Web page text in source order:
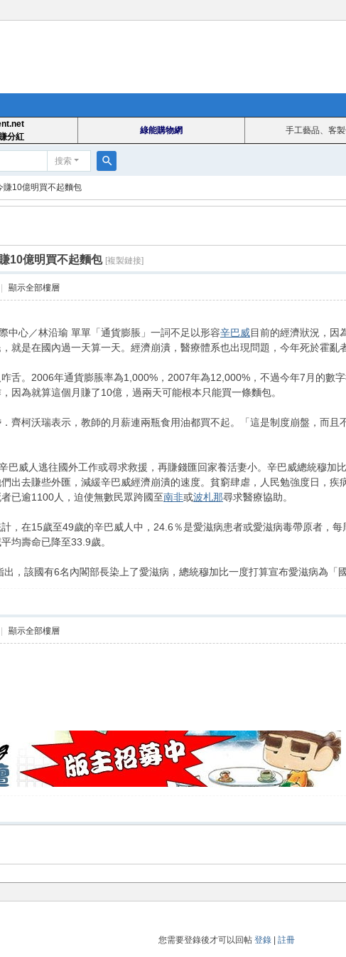
分紅
綠能購物網 手工藝品、客
搜索
索
賺10億明買不起麵包
10億明買不起麵包 [複製鏈接]
顯示全部樓層
中心／林沿瑜 單單「通貨膨脹」一詞不足以形容辛巴威目前的經濟狀況，因
就是在國內過一天算一天。經濟崩潰，醫療體系也出現問題，今年死於霍亂
舌。2006年通貨膨脹率為1,000%，2007年為12,000%，不過今年7月的數
因為就算這個月賺了10億，過兩天可能根本只能買一條麵包。
．齊柯沃瑞表示，教師的月薪連兩瓶食用油都買不起。「這是制度崩盤，而
巴威人逃往國外工作或尋求救援，再賺錢匯回家養活妻小。辛巴威總統穆加
出去賺些外匯，減緩辛巴威經濟崩潰的速度。貧窮肆虐，人民勉強度日，
已逾1100人，迫使無數民眾跨國至南非或波札那尋求醫療協助。
，在15歲至49歲的辛巴威人中，24.6％是愛滋病患者或愛滋病毒帶原者，每
均壽命已降至33.9歲。
，該國有6名內閣部長染上了愛滋病，總統穆加比一度打算宣布愛滋病為「國
顯示全部樓層
您需要登錄後才可以回帖 登錄| 註冊